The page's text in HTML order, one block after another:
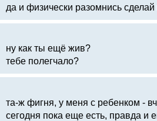
да и физически разомнись сделай
ну как ты ещё жив?
тебе полегчало?
та-ж фигня, у меня с ребенком -
сегодня пока еще есть, правда и